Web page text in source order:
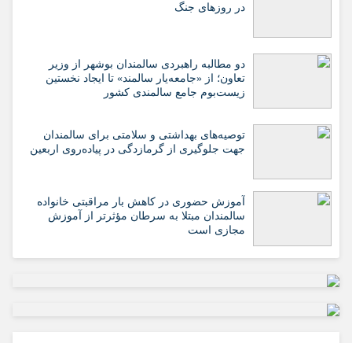
در روزهای جنگ
دو مطالبه راهبردی سالمندان بوشهر از وزیر
تعاون؛ از «جامعه‌یار سالمند» تا ایجاد نخستین
زیست‌بوم جامع سالمندی کشور
️توصیه‌های بهداشتی و سلامتی برای سالمندان
جهت جلوگیری از گرمازدگی در پیاده‌روی اربعین
آموزش حضوری در کاهش بار مراقبتی خانواده
سالمندان مبتلا به سرطان مؤثرتر از آموزش
مجازی است